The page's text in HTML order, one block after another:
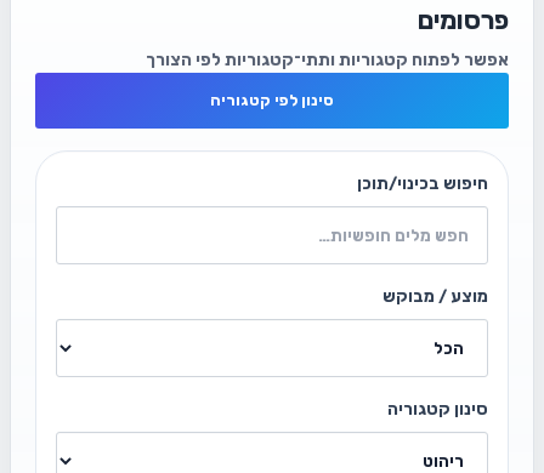
פרסומים
אפשר לפתוח קטגוריות ותתי־קטגוריות לפי הצורך
סינון לפי קטגוריה
חיפוש בכינוי/תוכן
מוצע / מבוקש
סינון קטגוריה